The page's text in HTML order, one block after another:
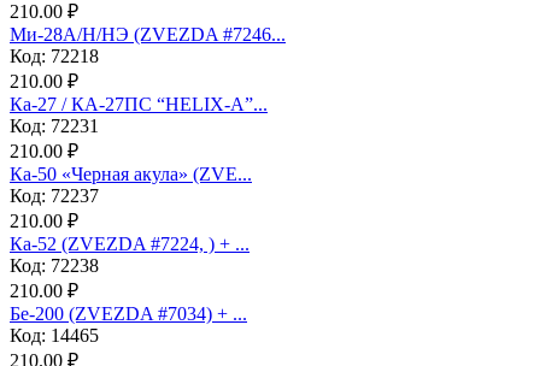
210.00 ₽
Ми-28А/Н/НЭ (ZVEZDA #7246...
Код: 72218
210.00 ₽
Ка-27 / КА-27ПС “HELIX-A”...
Код: 72231
210.00 ₽
Ка-50 «Черная акула» (ZVE...
Код: 72237
210.00 ₽
Ка-52 (ZVEZDA #7224, ) + ...
Код: 72238
210.00 ₽
Бе-200 (ZVEZDA #7034) + ...
Код: 14465
210.00 ₽